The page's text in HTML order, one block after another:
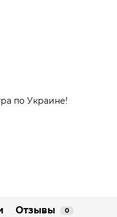
по Украине!
Отзывы 0